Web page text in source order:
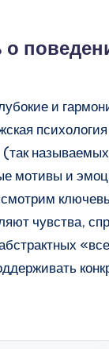
и
мотивы и
чувства,